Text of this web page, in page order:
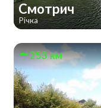
Смотрич
Річка
253 км